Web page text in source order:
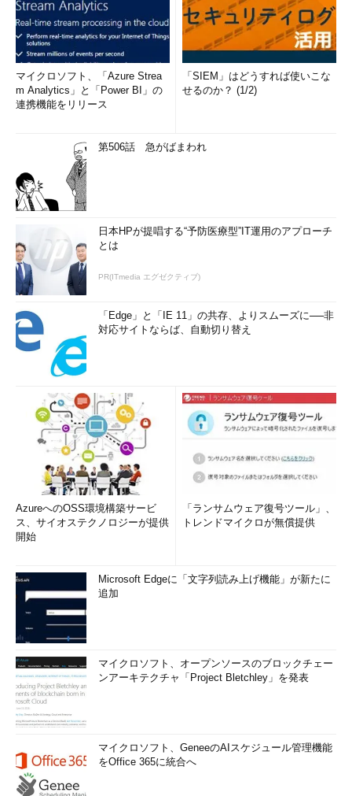
「Startup apps」画面の構成
アプリケーション名の右側にあるスイッ
チを「オフ」にすると、スタートアップ
を無効化できる。再起動後、この設定が
有効になる。
PC Managerの「Windows Update」は更新プログラムの
選択が可能
次の「System protection」画面には、セキュリティ関連の項
目が集まっている。
「System protection」画面の構成
セキュリティ関連の項目で構成されている。「Virus & threa
t protection」欄の［Scan］ボタンをクリックすると、［Wi
ndowsセキュリティ］アプリの「ウイルスと脅威の防止」画
面が開き、クイックスキャンが開始される。
すると、［Windowsセキュリティ］アプリの「ウイルスと脅威の
防止」画面が開き、クイックスキャンが開始される。
「Windows Update」をクリックすると、自動的にWindows
Updateが実行され、適用可能な更新プログラムの一覧が表示さ
れる。PC Managerのメリットは、適用したい更新プログラムの
選択が可能なことだ。通常、［設定］アプリのWindows Update
では、見つかった更新プログラムは全て適用される。一方、PC
Managerでは、チェックボックスで適用を保留しておきたいもの
マイクロソフト、「Azure Strea
m Analytics」と「Power BI」の
連携機能をリリース
「SIEM」はどうすれば使いこな
せるのか？ (1/2)
第506話 急がばまわれ
日本HPが提唱する“予防医療型”IT運用のアプローチ
とは
PR(ITmedia エグゼクティブ)
「Edge」と「IE 11」の共存、よりスムーズに──非
対応サイトならば、自動切り替え
AzureへのOSS環境構築サービ
ス、サイオステクノロジーが提供
開始
「ランサムウェア復号ツール」、
トレンドマイクロが無償提供
Microsoft Edgeに「文字列読み上げ機能」が新たに
追加
マイクロソフト、オープンソースのブロックチェー
ンアーキテクチャ「Project Bletchley」を発表
マイクロソフト、GeneeのAIスケジュール管理機能
をOffice 365に統合へ